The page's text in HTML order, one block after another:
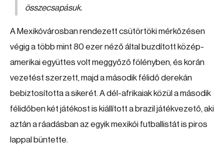
összecsapásuk.
A Mexikóvárosban rendezett csütörtöki mérkőzésen
végig a több mint 80 ezer néző által buzdított közép-
amerikai együttes volt meggyőző fölényben, és korán
vezetést szerzett, majd a második félidő derekán
bebiztosította a sikerét. A dél-afrikaiak közül a második
félidőben két játékost is kiállított a brazil játékvezető, aki
aztán a ráadásban az egyik mexikói futballistát is piros
lappal büntette.